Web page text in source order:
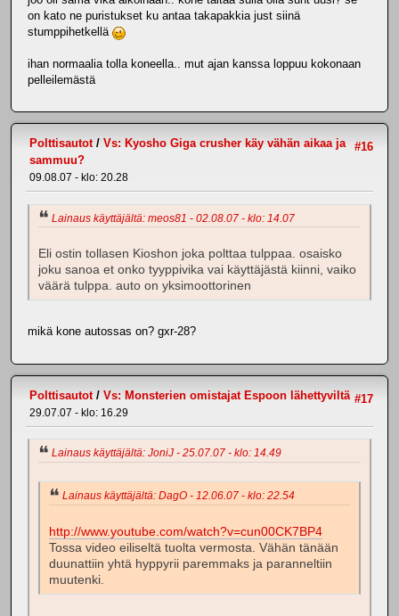
on kato ne puristukset ku antaa takapakkia just siinä
stumppihetkellä
ihan normaalia tolla koneella.. mut ajan kanssa loppuu kokonaan
pelleilemästä
#16
Polttisautot/ Vs: Kyosho Giga crusher käy vähän aikaa ja
sammuu?
09.08.07 - klo: 20.28
Lainaus käyttäjältä: meos81 - 02.08.07 - klo: 14.07
Eli ostin tollasen Kioshon joka polttaa tulppaa. osaisko
joku sanoa et onko tyyppivika vai käyttäjästä kiinni, vaiko
väärä tulppa. auto on yksimoottorinen
mikä kone autossas on? gxr-28?
#17
Polttisautot/ Vs: Monsterien omistajat Espoon lähettyviltä
29.07.07 - klo: 16.29
Lainaus käyttäjältä: JoniJ - 25.07.07 - klo: 14.49
Lainaus käyttäjältä: DagO - 12.06.07 - klo: 22.54
http://www.youtube.com/watch?v=cun00CK7BP4
Tossa video eiliseltä tuolta vermosta. Vähän tänään
duunattiin yhtä hyppyrii paremmaks ja paranneltiin
muutenki.